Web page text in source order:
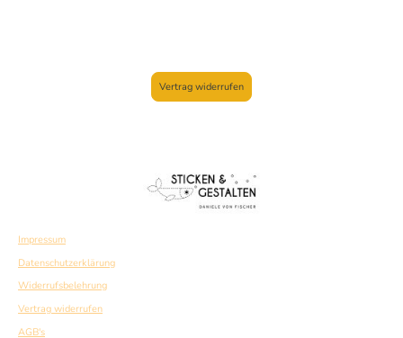
Vertrag widerrufen
Impressum
Datenschutzerklärung
Widerrufsbelehrung
Vertrag widerrufen
AGB's